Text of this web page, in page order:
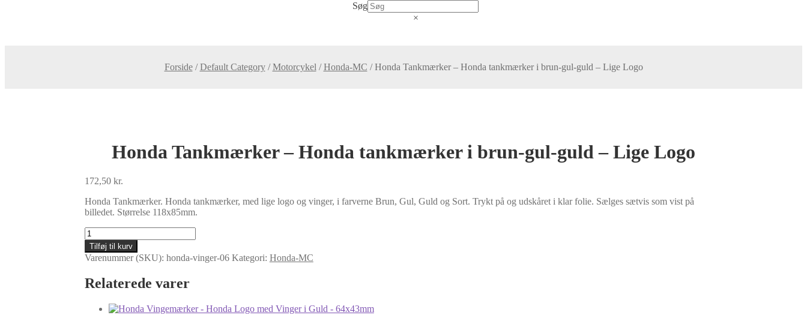
Søg
×
Forside/Default Category/Motorcykel /Honda-MC /Honda Tankmærker – Honda tankmærker i brun-gul-guld – Lige Logo
Honda Tankmærker – Honda tankmærker i brun-gul-guld – Lige Logo
172,50 kr.
Honda Tankmærker. Honda tankmærker, med lige logo og vinger, i farverne Brun, Gul, Guld og Sort. Trykt på og udskåret i klar folie. Sælges sætvis som vist på
billedet. Størrelse 118x85mm.
Honda
Tankmærker
-
Honda
tankmærker
i
Tilføj til kurv
Varenummer (SKU): honda-vinger-06 Kategori: Honda-MC
Relaterede varer